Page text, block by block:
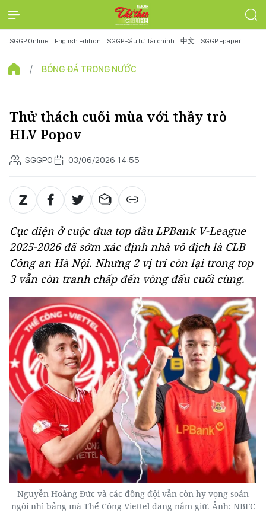
SGGP Online English Edition SGGP Đầu tư Tài chính 中文 SGGP Epaper
BÓNG ĐÁ TRONG NƯỚC
Thử thách cuối mùa với thầy trò
HLV Popov
SGGPO 03/06/2026 14:55
Cục diện ở cuộc đua top đầu LPBank V-League
2025-2026 đã sớm xác định nhà vô địch là CLB
Công an Hà Nội. Nhưng 2 vị trí còn lại trong top
3 vẫn còn tranh chấp đến vòng đấu cuối cùng.
Nguyễn Hoàng Đức và các đồng đội vẫn còn hy vọng soán
ngôi nhì bảng mà Thể Công Viettel đang nắm giữ. Ảnh: NBFC